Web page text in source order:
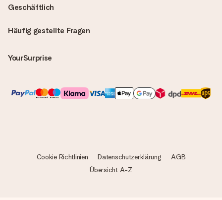
Häufig gestellte Fragen
YourSurprise
Geschäftlich
Cookie Richtlinien Datenschutzerklärung
AGB
Übersicht A-Z